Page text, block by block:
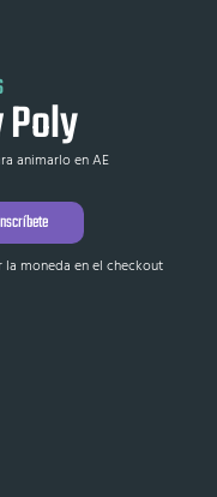
animarlo en AE
la moneda en el checkout